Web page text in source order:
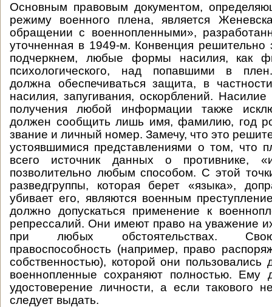
Основным правовым документом,
режиму военного плена, является
обращении с военнопленными»,
уточненная в 1949-м. Конвенция
подчеркнем, любые формы насилия, как
психологического, над попавшими в
должна обеспечиваться защита, в
насилия, запугивания, оскорблений.
получения любой информации также
должен сообщить лишь имя, фамилию, год
звание и личный номер. Замечу, что это
устоявшимися представлениями о том, что
всего источник данных о противнике,
позволительно любым способом. С этой
разведгруппы, которая берет «языка»,
убивает его, являются военным
должно допускаться применение к
репрессалий. Они имеют право на уважение
при любых обстоятельствах.
правоспособность (например, право
собственностью), которой они пользовались
военнопленные сохраняют полностью. Ему
удостоверение личности, а если такового
следует выдать.